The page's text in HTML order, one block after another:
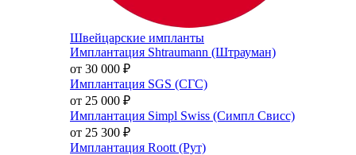
Швейцарские импланты
Имплантация Shtraumann (Штрауман)
от 30 000 ₽
Имплантация SGS (СГС)
от 25 000 ₽
Имплантация Simpl Swiss (Симпл Свисс)
от 25 300 ₽
Имплантация Roott (Рут)